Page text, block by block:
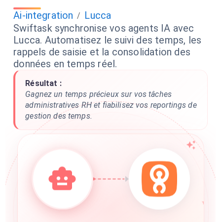
Ai-integration / Lucca
Swiftask synchronise vos agents IA avec
Lucca. Automatisez le suivi des temps, les
rappels de saisie et la consolidation des
données en temps réel.
Résultat :
Gagnez un temps précieux sur vos tâches
administratives RH et fiabilisez vos reportings de
gestion des temps.